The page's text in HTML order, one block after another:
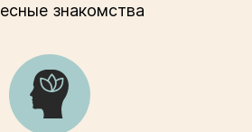
знакомства